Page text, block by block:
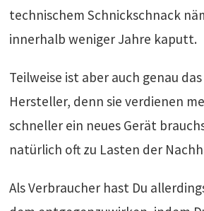
technischem Schnickschnack
innerhalb weniger Jahre kaputt.
Teilweise ist aber auch genau
Hersteller, denn sie verdienen
schneller ein neues Gerät
natürlich oft zu Lasten der
Als Verbraucher hast Du